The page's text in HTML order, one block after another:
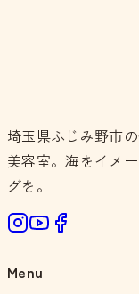
埼玉県ふじみ野市
美容室。海をイメ
グを。
Menu